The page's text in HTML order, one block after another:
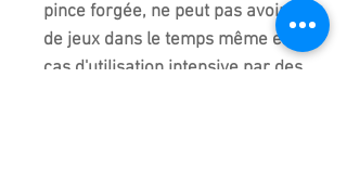
pince forgée, ne peut pas avoir
de jeux dans le temps même en
cas d'utilisation intensive par des